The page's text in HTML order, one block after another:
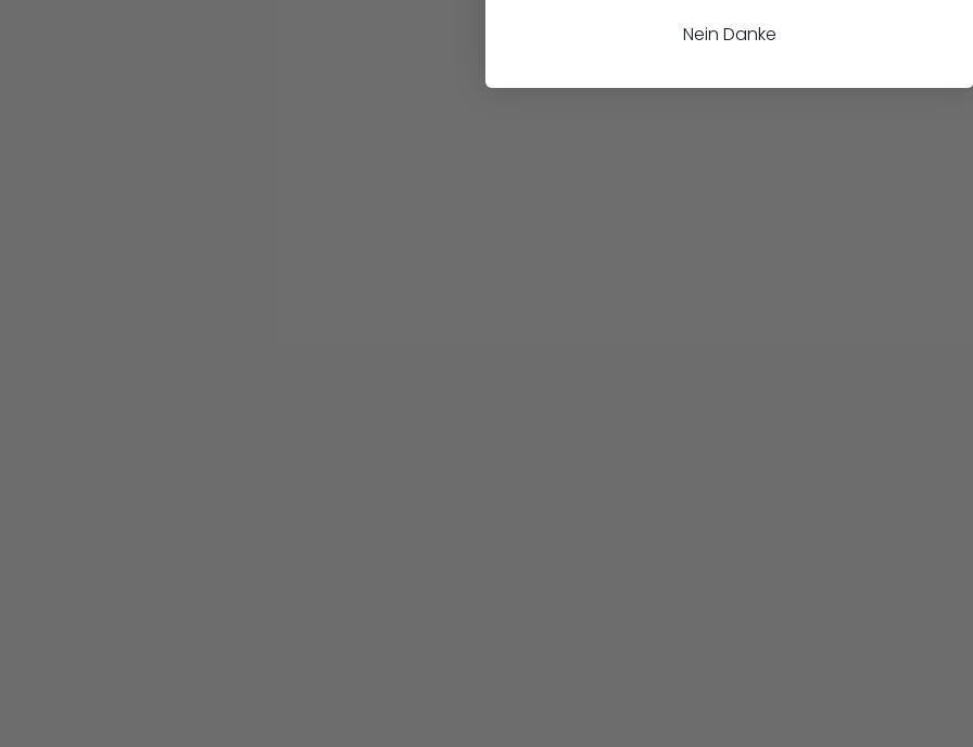
Nein Danke